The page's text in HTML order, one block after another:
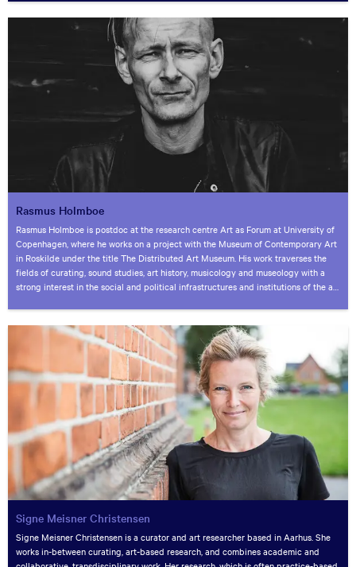
relationships between economy, politics, gender studies, social movements,
religion and fashion in order to understand contemporary society. Queering and
touching the imagination of people are at centre of their art practice. Starting
with 2015 a major topic of research and reflection for Apparatus 22 is
SUPRAINFINIT utopian universe: a world-making attempt to use hope critically in
navigating present and future. In their very diverse works - installations,
performances, text based-shapes, reality is mixed with fiction and storytelling
and all merge with a critical approach drawing knowledge & experience from
design, sociology, literature and economics.
Rasmus Holmboe
Rasmus Holmboe is postdoc at the research centre Art as Forum at University of
Copenhagen, where he works on a project with the Museum of Contemporary Art
in Roskilde under the title The Distributed Art Museum. His work traverses the
fields of curating, sound studies, art history, musicology and museology with a
strong interest in the social and political infrastructures and institutions of the art
the Politics of Curating.
Signe Meisner Christensen
Signe Meisner Christensen is a curator and art researcher based in Aarhus. She
works in-between curating, art-based research, and combines academic and